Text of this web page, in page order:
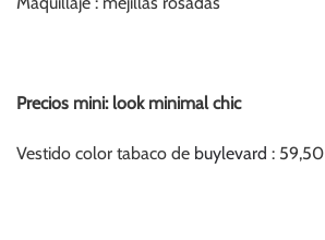
Precios mini: look minimal chic
Vestido color tabaco de buylevard : 59,50